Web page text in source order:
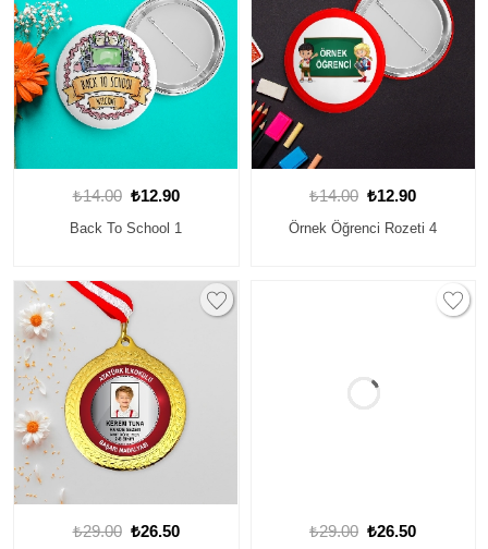
₺14.00 ₺12.90
Back To School 1
₺14.00 ₺12.90
Örnek Öğrenci Rozeti 4
₺29.00 ₺26.50 ₺29.00 ₺26.50